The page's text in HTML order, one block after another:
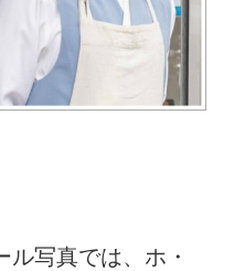
写真では、ホ・